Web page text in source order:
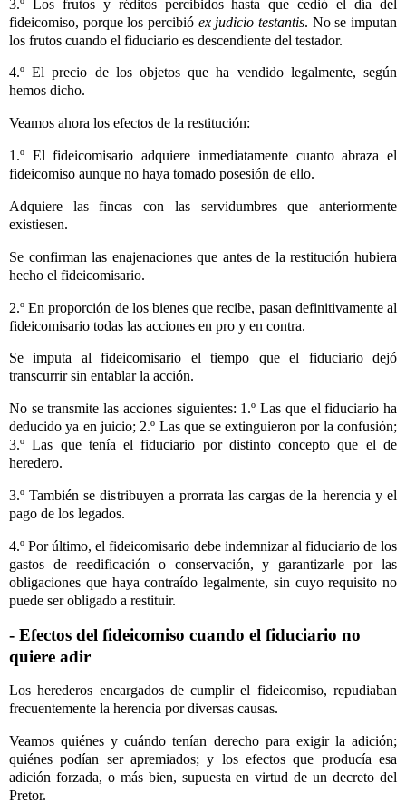
3.º Los frutos y réditos percibidos hasta que cedió el día del
fideicomiso, porque los percibió ex judicio testantis. No se imputan
los frutos cuando el fiduciario es descendiente del testador.
4.º El precio de los objetos que ha vendido legalmente, según
hemos dicho.
Veamos ahora los efectos de la restitución:
1.º El fideicomisario adquiere inmediatamente cuanto abraza el
fideicomiso aunque no haya tomado posesión de ello.
Adquiere las fincas con las servidumbres que anteriormente
existiesen.
Se confirman las enajenaciones que antes de la restitución hubiera
hecho el fideicomisario.
2.º En proporción de los bienes que recibe, pasan definitivamente al
fideicomisario todas las acciones en pro y en contra.
Se imputa al fideicomisario el tiempo que el fiduciario dejó
transcurrir sin entablar la acción.
No se transmite las acciones siguientes: 1.º Las que el fiduciario ha
deducido ya en juicio; 2.º Las que se extinguieron por la confusión;
3.º Las que tenía el fiduciario por distinto concepto que el de
heredero.
3.º También se distribuyen a prorrata las cargas de la herencia y el
pago de los legados.
4.º Por último, el fideicomisario debe indemnizar al fiduciario de los
gastos de reedificación o conservación, y garantizarle por las
obligaciones que haya contraído legalmente, sin cuyo requisito no
puede ser obligado a restituir.
- Efectos del fideicomiso cuando el fiduciario no
quiere adir
Los herederos encargados de cumplir el fideicomiso, repudiaban
frecuentemente la herencia por diversas causas.
Veamos quiénes y cuándo tenían derecho para exigir la adición;
quiénes podían ser apremiados; y los efectos que producía esa
adición forzada, o más bien, supuesta en virtud de un decreto del
Pretor.